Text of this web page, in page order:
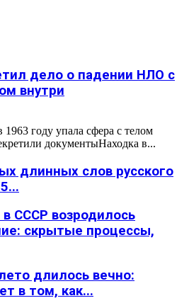
дело о падении НЛО с
внутри
году упала сфера с телом
документыНаходка в...
длинных слов русского
СССР возродилось
скрытые процессы,
длилось вечно:
в том, как...